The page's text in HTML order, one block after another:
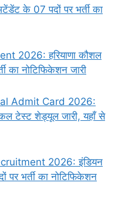
के 07 पदों पर भर्ती का
2026: हरियाणा कौशल
का नोटिफिकेशन जारी
Admit Card 2026:
टेस्ट शेड्यूल जारी, यहाँ से
2026: इंडियन
भर्ती का नोटिफिकेशन